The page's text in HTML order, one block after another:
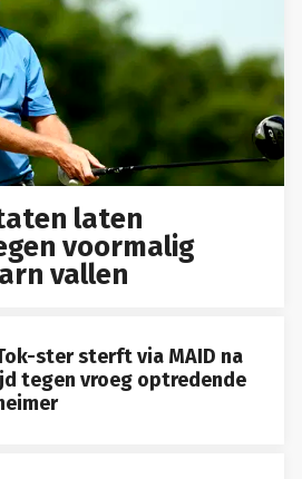
laten
voormalig
vallen
ster sterft via MAID na
tegen vroeg optredende